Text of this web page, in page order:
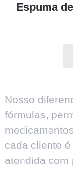
Espuma
Nosso
fórmulas,
cada cliente
atendida com